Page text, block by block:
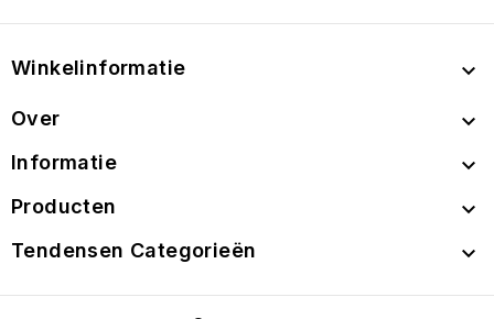
Winkelinformatie 
Over 
Informatie 
Producten 
Tendensen Categorieën 